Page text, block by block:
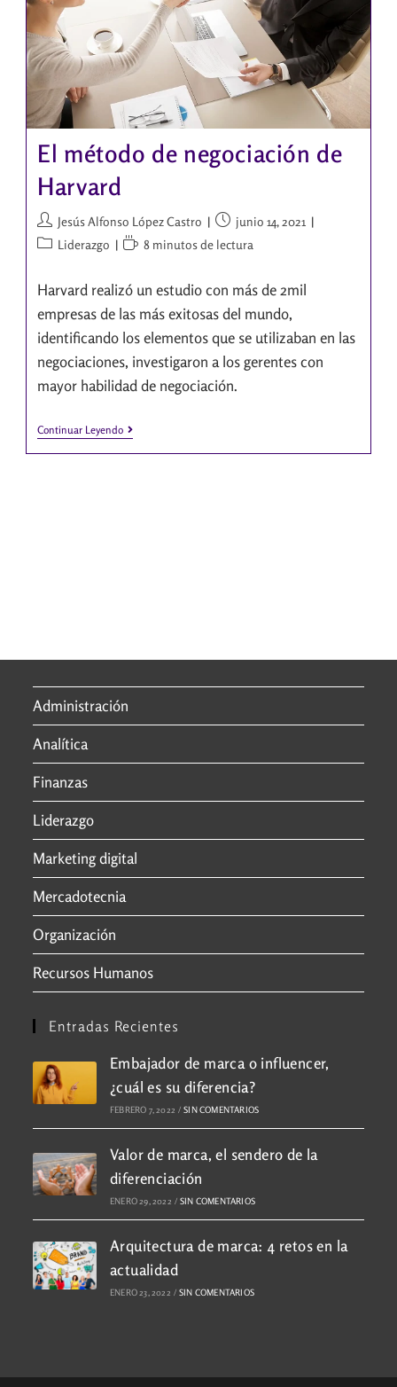
El método de negociación de
Harvard
Jesús Alfonso López Castro
junio 14, 2021
Liderazgo
8 minutos de lectura
Harvard realizó un estudio con más de 2mil
empresas de las más exitosas del mundo,
identificando los elementos que se utilizaban en las
negociaciones, investigaron a los gerentes con
mayor habilidad de negociación.
Continuar Leyendo
Administración
Analítica
Finanzas
Liderazgo
Marketing digital
Mercadotecnia
Organización
Recursos Humanos
Entradas Recientes
Embajador de marca o influencer,
¿cuál es su diferencia?
FEBRERO 7, 2022 / SIN COMENTARIOS
Valor de marca, el sendero de la
diferenciación
ENERO 29, 2022 / SIN COMENTARIOS
Arquitectura de marca: 4 retos en la
actualidad
ENERO 23, 2022 / SIN COMENTARIOS